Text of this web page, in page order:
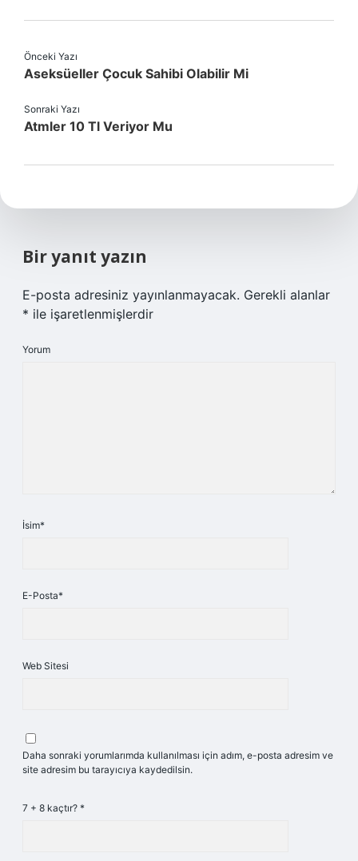
Önceki Yazı
Aseksüeller Çocuk Sahibi Olabilir Mi
Sonraki Yazı
Atmler 10 Tl Veriyor Mu
Bir yanıt yazın
E-posta adresiniz yayınlanmayacak. Gerekli alanlar
* ile işaretlenmişlerdir
Yorum
İsim*
E-Posta*
Web Sitesi
Daha sonraki yorumlarımda kullanılması için adım, e-posta adresim ve
site adresim bu tarayıcıya kaydedilsin.
7 + 8 kaçtır? *